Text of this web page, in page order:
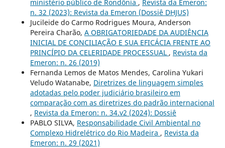
ministério público de Rondônia , Revista da Emeron:
n. 32 (2023): Revista da Emeron (Dossiê DHJUS)
Jucileide do Carmo Rodrigues Moura, Anderson
Pereira Charão, A OBRIGATORIEDADE DA AUDIÊNCIA
INICIAL DE CONCILIAÇÃO E SUA EFICÁCIA FRENTE AO
PRINCÍPIO DA CELERIDADE PROCESSUAL , Revista da
Emeron: n. 26 (2019)
Fernanda Lemos de Matos Mendes, Carolina Yukari
Veludo Watanabe, Diretrizes de linguagem simples
adotadas pelo poder judiciário brasileiro em
comparação com as diretrizes do padrão internacional
, Revista da Emeron: n. 34.v2 (2024): Dossiê
PABLO SILVA, Responsabilidade Civil Ambiental no
Complexo Hidrelétrico do Rio Madeira , Revista da
Emeron: n. 29 (2021)